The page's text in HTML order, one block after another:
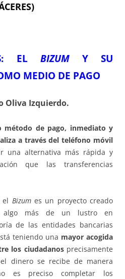
: EL BIZUMY SU
MEDIO DE PAGO
Oliva Izquierdo.
método de pago, inmediato y
a través del teléfono móvil
una alternativa más rápida y
que las transferencias
el Bizumes un proyecto creado
algo más de un lustro en
de las entidades bancarias
teniendo una mayor acogida
los ciudadanosprecisamente
dinero se recibe de manera
es preciso completar los